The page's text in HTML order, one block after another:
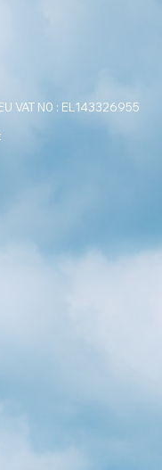
VAT N0 : EL143326955